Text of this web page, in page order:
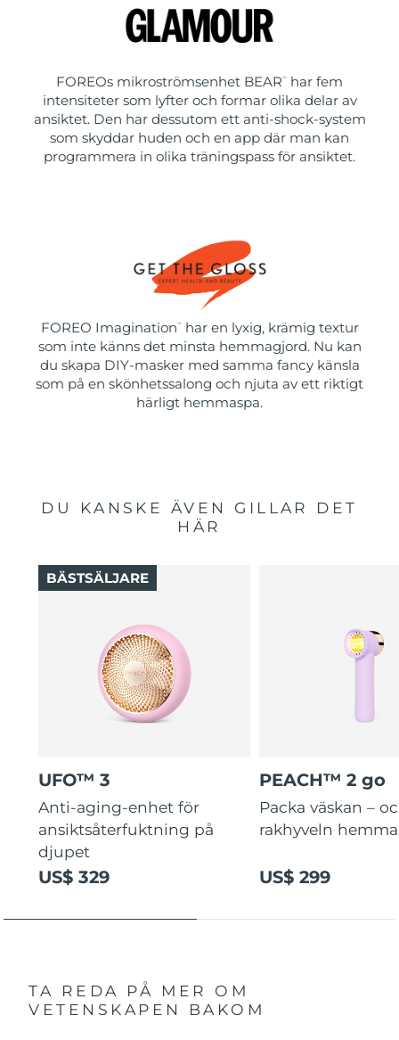
FOREOs mikroströmsenhet BEAR ™
har fem
intensiteter som lyfter och formar olika delar av
ansiktet. Den har dessutom ett anti-shock-system
som skyddar huden och en app där man kan
programmera in olika träningspass för ansiktet.
FOREO Imagination ™
har en lyxig, krämig textur
som inte känns det minsta hemmagjord. Nu kan
du skapa DIY-masker med samma fancy känsla
som på en skönhetssalong och njuta av ett riktigt
härligt hemmaspa.
DU KANSKE ÄVEN GILLAR DET
HÄR
UFO™ 3
Anti-aging-enhet för
ansiktsåterfuktning på
djupet
US$ 329
BÄSTSÄLJARE
PEACH™ 2 go
Packa väskan –
rakhyveln
US$ 299
TA REDA PÅ MER OM
VETENSKAPEN BAKOM